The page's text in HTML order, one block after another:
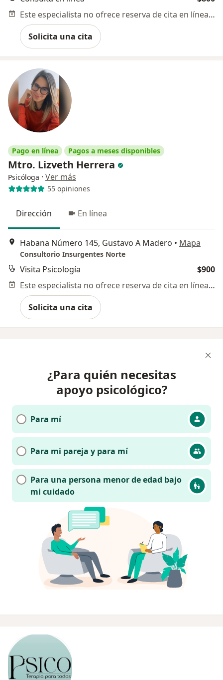
Este especialista no ofrece reserva de cita en línea en esta dirección.
Solicita una cita
Pago en línea Pagos a meses disponibles
Mtro. Lizveth Herrera
Psicóloga · Ver más
55 opiniones
Dirección En línea
Habana Número 145, Gustavo A Madero • Mapa
Consultorio Insurgentes Norte
Visita Psicología
$900
Este especialista no ofrece reserva de cita en línea en esta dirección.
Solicita una cita
¿Para quién necesitas
apoyo psicológico?
Para mí
Para mi pareja y para mí
Para una persona menor de edad bajo
mi cuidado